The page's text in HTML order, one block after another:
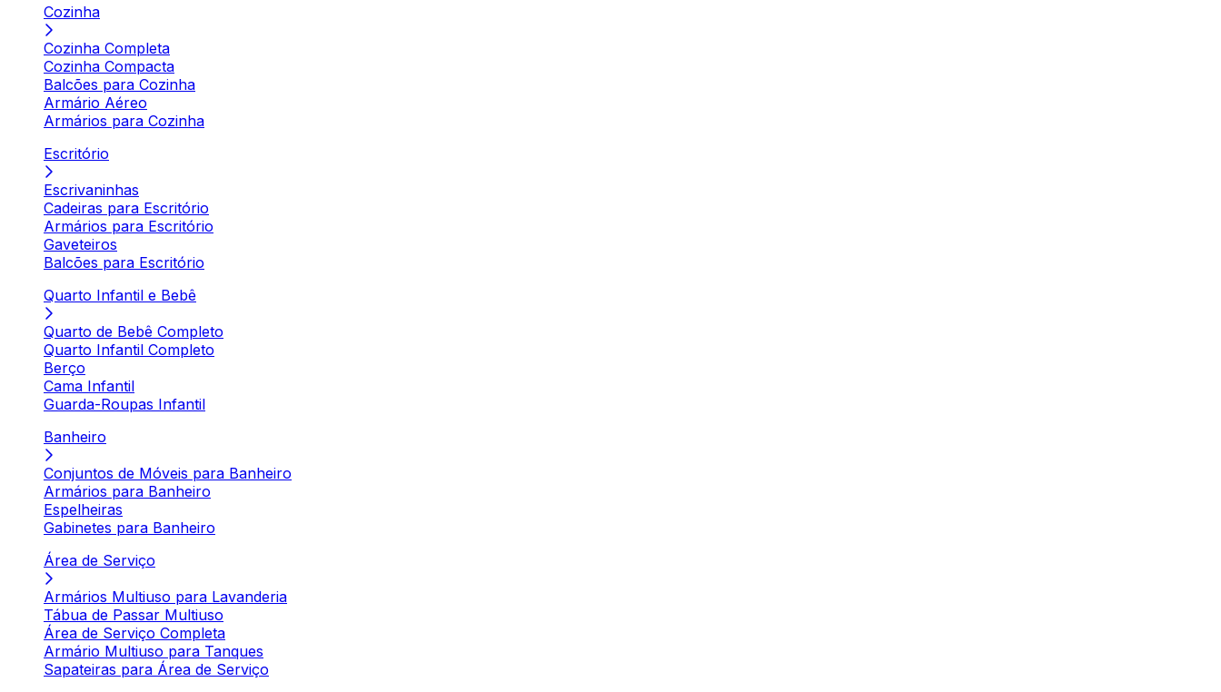
Cozinha
Cozinha Completa
Cozinha Compacta
Balcões para Cozinha
Armário Aéreo
Armários para Cozinha
Escritório
Escrivaninhas
Cadeiras para Escritório
Armários para Escritório
Gaveteiros
Balcões para Escritório
Quarto Infantil e Bebê
Quarto de Bebê Completo
Quarto Infantil Completo
Berço
Cama Infantil
Guarda-Roupas Infantil
Banheiro
Conjuntos de Móveis para Banheiro
Armários para Banheiro
Espelheiras
Gabinetes para Banheiro
Área de Serviço
Armários Multiuso para Lavanderia
Tábua de Passar Multiuso
Área de Serviço Completa
Armário Multiuso para Tanques
Sapateiras para Área de Serviço